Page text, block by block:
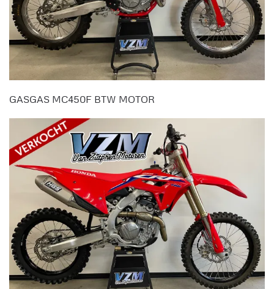
GASGAS MC450F BTW MOTOR